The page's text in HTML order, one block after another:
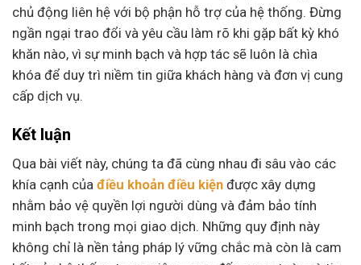
chủ động liên hệ với bộ phận hỗ trợ của hệ thống. Đừng
ngần ngại trao đổi và yêu cầu làm rõ khi gặp bất kỳ khó
khăn nào, vì sự minh bạch và hợp tác sẽ luôn là chìa
khóa để duy trì niềm tin giữa khách hàng và đơn vị cung
cấp dịch vụ.
Kết luận
Qua bài viết này, chúng ta đã cùng nhau đi sâu vào các
khía cạnh của điều khoản điều kiện được xây dựng
nhằm bảo vệ quyền lợi người dùng và đảm bảo tính
minh bạch trong mọi giao dịch. Những quy định này
không chỉ là nền tảng pháp lý vững chắc mà còn là cam